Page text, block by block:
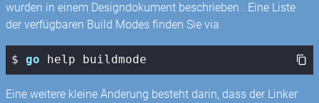
wurden in einem Designdokument beschrieben . Eine Liste
der verfügbaren Build Modes finden Sie via
$ go help buildmode
Eine weitere kleine Änderung besteht darin, dass der Linker